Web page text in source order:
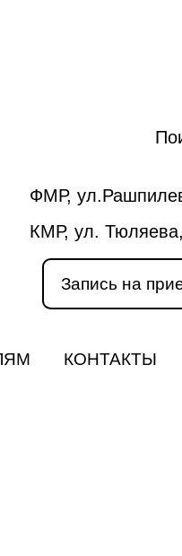
ФМР,
КМР, ул.
Запись на
КОНТАКТЫ